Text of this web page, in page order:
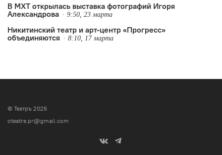
В МХТ открылась выставка фотографий Игоря
Александрова
9:50, 23 марта
Никитинский театр и арт-центр «Прогресс»
объединяются
8:10, 17 марта
© Театръ 2026
oteatre.pr@gmail.com